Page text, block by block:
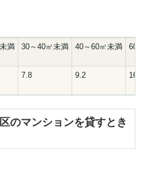
満 30～40㎡未満 40～60㎡未満 60㎡
7.8 9.2 16.6
のマンションを貸すとき